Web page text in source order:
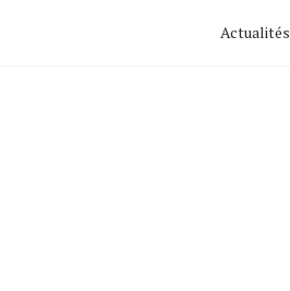
Actualités